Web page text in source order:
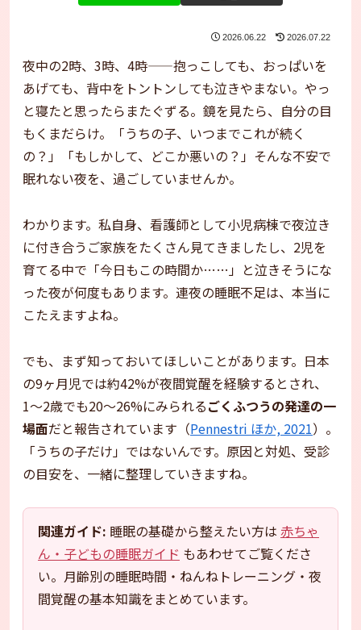
2026.06.22 2026.07.22
夜中の2時、3時、4時——抱っこしても、おっぱいを
あげても、背中をトントンしても泣きやまない。やっ
と寝たと思ったらまたぐずる。鏡を見たら、自分の目
もくまだらけ。「うちの子、いつまでこれが続く
の？」「もしかして、どこか悪いの？」そんな不安で
眠れない夜を、過ごしていませんか。
わかります。私自身、看護師として小児病棟で夜泣き
に付き合うご家族をたくさん見てきましたし、2児を
育てる中で「今日もこの時間か……」と泣きそうにな
った夜が何度もあります。連夜の睡眠不足は、本当に
こたえますよね。
でも、まず知っておいてほしいことがあります。日本
の9ヶ月児では約42%が夜間覚醒を経験するとされ、
1〜2歳でも20〜26%にみられるごくふつうの発達の一
場面だと報告されています（Pennestri ほか, 2021）。
「うちの子だけ」ではないんです。原因と対処、受診
の目安を、一緒に整理していきますね。
関連ガイド: 睡眠の基礎から整えたい方は 赤ちゃ
ん・子どもの睡眠ガイド もあわせてご覧くださ
い。月齢別の睡眠時間・ねんねトレーニング・夜
間覚醒の基本知識をまとめています。